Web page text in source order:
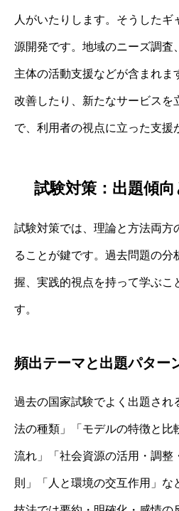
人がいたりします。そうしたギ
源開発です。地域のニーズ調査
主体の活動支援などが含まれま
改善したり、新たなサービスを
で、利用者の視点に立った支援
試験対策：出題傾
試験対策では、理論と方法両方
ることが鍵です。過去問題の分
握、実践的視点を持って学ぶこ
す。
頻出テーマと出題パター
過去の国家試験でよく出題され
法の種類」「モデルの特徴と比
流れ」「社会資源の活用・調整
則」「人と環境の交互作用」な